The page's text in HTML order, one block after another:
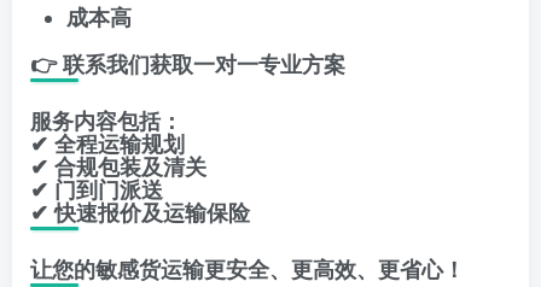
成本高
👉 联系我们获取一对一专业方案
服务内容包括：
✔ 全程运输规划
✔ 合规包装及清关
✔ 门到门派送
✔ 快速报价及运输保险
让您的敏感货运输更安全、更高效、更省心！